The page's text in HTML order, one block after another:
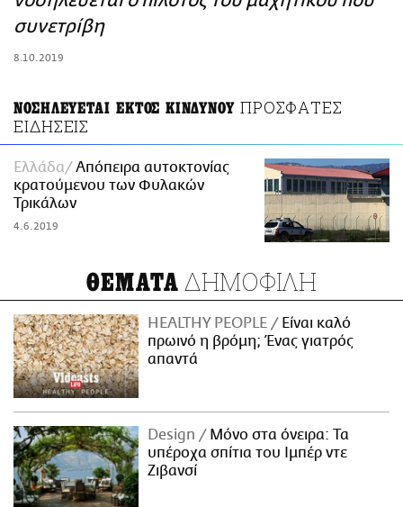
ΑΜΠΑ
συνετρίβη
8.10.2019
ΝΟΣΗΛΕΥΕΤΑΙ ΕΚΤΟΣ ΚΙΝΔΥΝΟΥ ΠΡΟΣΦΑΤΕΣ
ΕΙΔΗΣΕΙΣ
Ελλάδα
Απόπειρα αυτοκτονίας
κρατούμενου των Φυλακών
Τρικάλων
4.6.2019
ΘΕΜΑΤΑ ΔΗΜΟΦΙΛΗ
HEALTHY PEOPLE
Είναι καλό
πρωινό η βρόμη; Ένας γιατρός
απαντά
Design
Μόνο στα όνειρα: Τα
υπέροχα σπίτια του Ιμπέρ ντε
Ζιβανσί